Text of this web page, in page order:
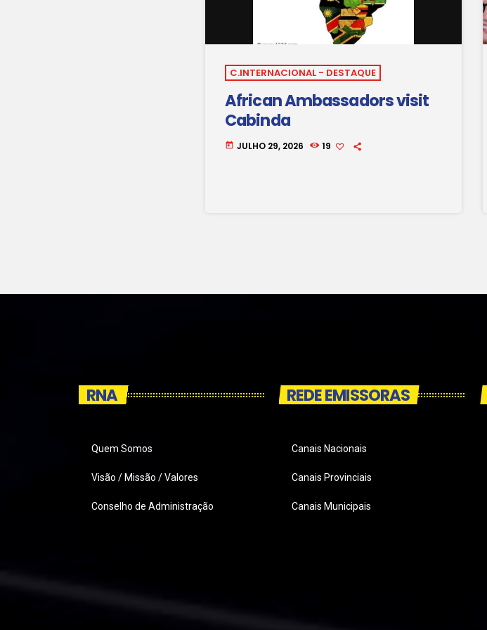
C.INTERNACIONAL - DESTAQUE
African Ambassadors visit
Cabinda
today JULHO 29, 2026 19
RNA
Quem Somos
Visão / Missão / Valores
Conselho de Administração
REDE EMISSORAS
Canais Nacionais
Canais Provinciais
Canais Municipais